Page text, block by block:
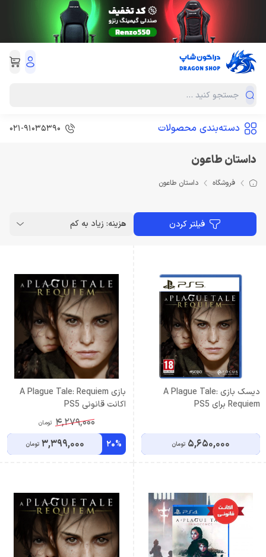
دسته‌بندی محصولات 021-91035390
داستان طاعون
فروشگاه داستان طاعون
فیلتر کردن هزینه: زیاد به کم
دیسک بازی A Plague Tale:
Requiem برای PS5
5,650,000 تومان
بازی A Plague Tale: Requiem
اکانت قانونی PS5
4,279,000 تومان
20%
3,399,000 تومان